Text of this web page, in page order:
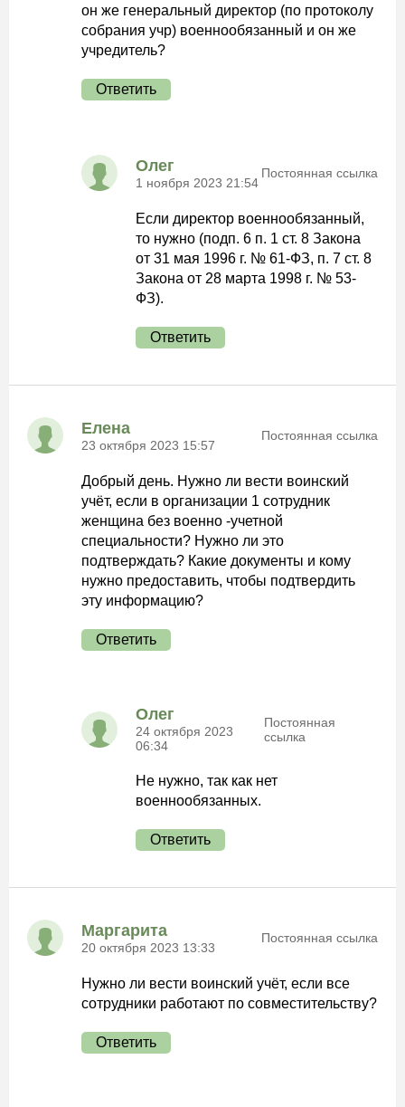
он же генеральный директор (по протоколу
собрания учр) военнообязанный и он же
учредитель?
Ответить
Олег
1 ноября 2023 21:54
Постоянная ссылка
Если директор военнообязанный,
то нужно (подп. 6 п. 1 ст. 8 Закона
от 31 мая 1996 г. № 61-ФЗ, п. 7 ст. 8
Закона от 28 марта 1998 г. № 53-
ФЗ).
Ответить
Елена
23 октября 2023 15:57
Постоянная ссылка
Добрый день. Нужно ли вести воинский
учёт, если в организации 1 сотрудник
женщина без военно -учетной
специальности? Нужно ли это
подтверждать? Какие документы и кому
нужно предоставить, чтобы подтвердить
эту информацию?
Ответить
Олег
24 октября 2023
06:34
Постоянная
ссылка
Не нужно, так как нет
военнообязанных.
Ответить
Маргарита
20 октября 2023 13:33
Постоянная ссылка
Нужно ли вести воинский учёт, если все
сотрудники работают по совместительству?
Ответить